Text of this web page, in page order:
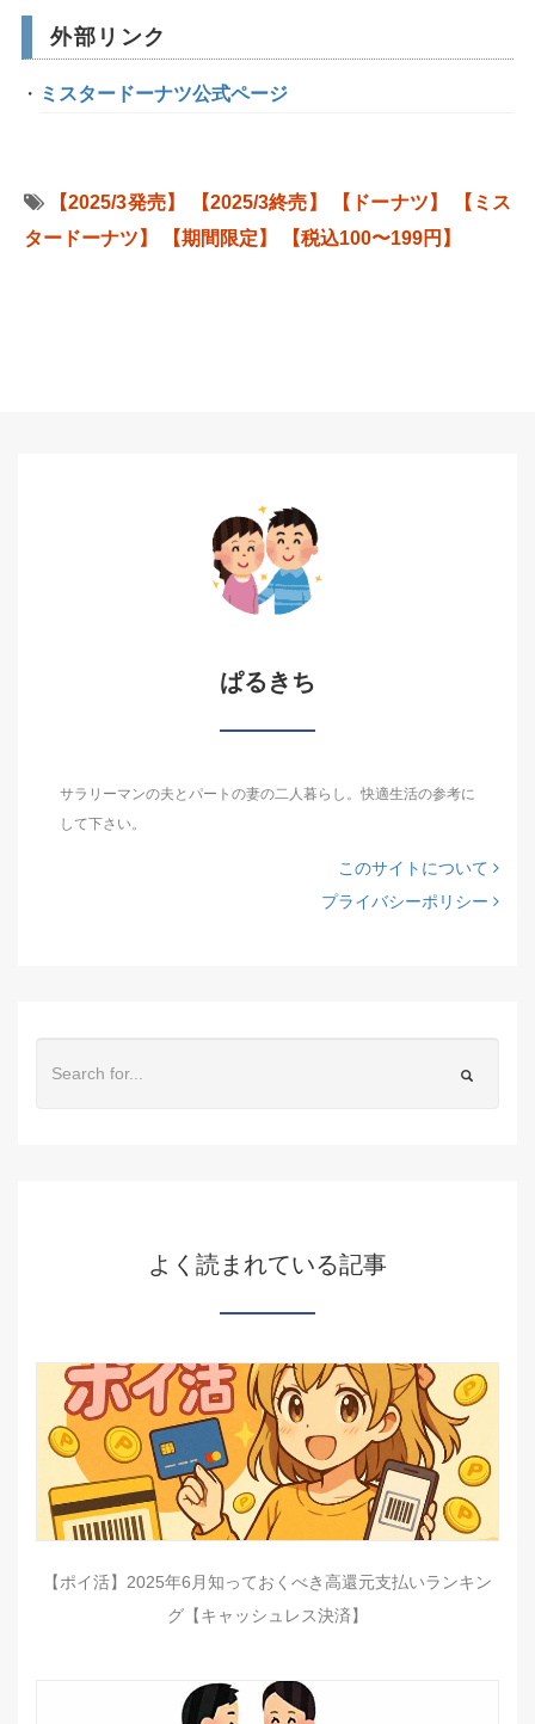
外部リンク
ミスタードーナツ公式ページ
【2025/3発売】 【2025/3終売】 【ドーナツ】
【ミス
タードーナツ】
【期間限定】 【税込100〜199円】
ぱるきち
サラリーマンの夫とパートの妻の二人暮らし。快適生活の参考に
して下さい。
このサイトについて
プライバシーポリシー
よく読まれている記事
【ポイ活】2025年6月知っておくべき高還元支払いランキン
グ【キャッシュレス決済】